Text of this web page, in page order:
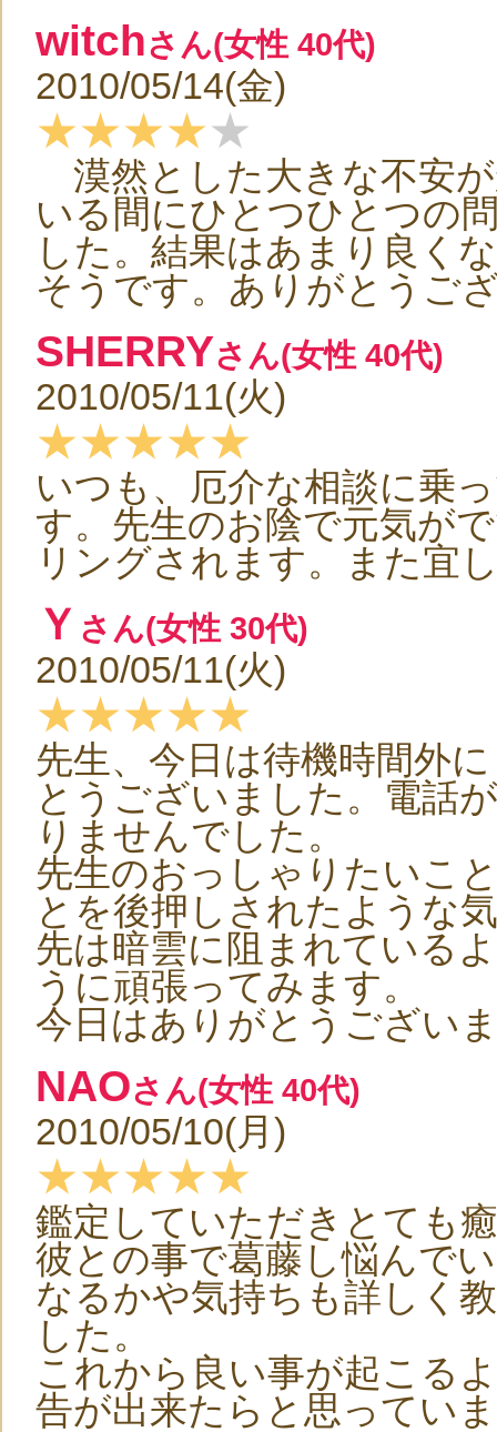
witchさん(女性 40代)
2010/05/14(金)
★★★★★
漠然とした大きな不安
いる間にひとつひとつの
した。結果はあまり良く
そうです。ありがとうご
SHERRYさん(女性 40代)
2010/05/11(火)
★★★★★
いつも、厄介な相談に乗
す。先生のお陰で元気が
リングされます。また宜
Ｙ さん(女性 30代)
2010/05/11(火)
★★★★★
先生、今日は待機時間外
とうございました。電話
りませんでした。
先生のおっしゃりたいこ
とを後押しされたような
先は暗雲に阻まれている
うに頑張ってみます。
今日はありがとうござい
NAOさん(女性 40代)
2010/05/10(月)
★★★★★
鑑定していただきとても
彼との事で葛藤し悩んで
なるかや気持ちも詳しく
した。
これから良い事が起こる
告が出来たらと思ってい